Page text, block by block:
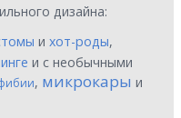
дизайна:
и хот-роды,
и с необычными
, микрокары и